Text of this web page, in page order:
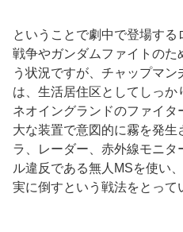
ということで劇中で登場す
戦争やガンダムファイトの
う状況ですが、チャップマ
は、生活居住区としてしっか
ネオイングランドのファイ
大な装置で意図的に霧を発生
ラ、レーダー、赤外線モニ
ル違反である無人MSを使い
実に倒すという戦法をとって